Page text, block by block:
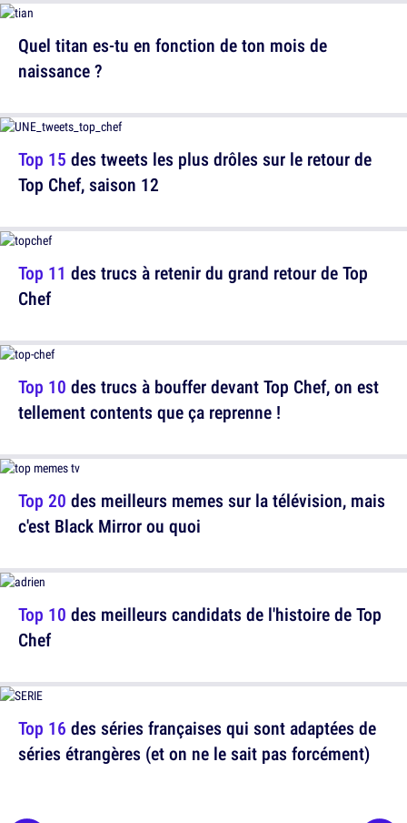
Top 15 des tweets les plus drôles sur le retour de
Top Chef, saison 12
Top 10 des trucs à bouffer devant Top Chef, on est
tellement contents que ça reprenne !
Top 10 des meilleurs candidats de l'histoire de Top
Chef
Quel titan es-tu en fonction de ton mois de
naissance ?
Top 11 des trucs à retenir du grand retour de Top
Chef
Top 20 des meilleurs memes sur la télévision, mais
c'est Black Mirror ou quoi
Top 16 des séries françaises qui sont adaptées de
séries étrangères (et on ne le sait pas forcément)